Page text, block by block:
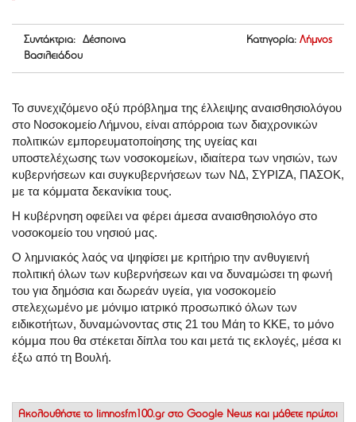
Συντάκτρια: Δέσποινα
Βασιλειάδου
Κατηγορία: Λήμνος
Το συνεχιζόμενο οξύ πρόβλημα της έλλειψης αναισθησιολόγου
στο Νοσοκομείο Λήμνου, είναι απόρροια των διαχρονικών
πολιτικών εμπορευματοποίησης της υγείας και
υποστελέχωσης των νοσοκομείων, ιδιαίτερα των νησιών, των
κυβερνήσεων και συγκυβερνήσεων των ΝΔ, ΣΥΡΙΖΑ, ΠΑΣΟΚ,
με τα κόμματα δεκανίκια τους.
Η κυβέρνηση οφείλει να φέρει άμεσα αναισθησιολόγο στο
νοσοκομείο του νησιού μας.
Ο λημνιακός λαός να ψηφίσει με κριτήριο την ανθυγιεινή
πολιτική όλων των κυβερνήσεων και να δυναμώσει τη φωνή
του για δημόσια και δωρεάν υγεία, για νοσοκομείο
στελεχωμένο με μόνιμο ιατρικό προσωπικό όλων των
ειδικοτήτων, δυναμώνοντας στις 21 του Μάη το ΚΚΕ, το μόνο
κόμμα που θα στέκεται δίπλα του και μετά τις εκλογές, μέσα κι
έξω από τη Βουλή.
Ακολουθήστε το limnosfm100.gr στο Google News και μάθετε πρώτοι